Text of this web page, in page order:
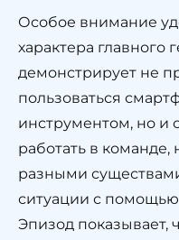
Особое внимание
характера главного
демонстрирует не
пользоваться
инструментом, но и
работать в
разными
ситуации с
Эпизод показывает,